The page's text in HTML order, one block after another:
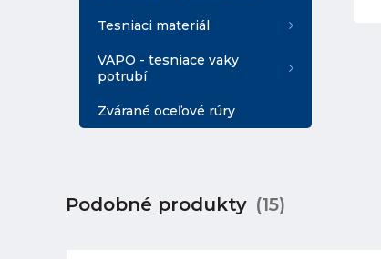
Tesniaci materiál
VAPO - tesniace vaky
potrubí
Zvárané oceľové rúry
Podobné produkty (15)